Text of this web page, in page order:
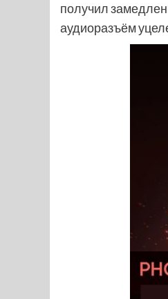
получил
аудиоразъём